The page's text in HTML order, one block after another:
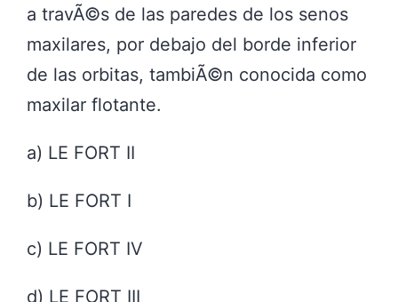
a travÃ©s de las paredes de los senos
maxilares, por debajo del borde inferior
de las orbitas, tambiÃ©n conocida como
maxilar flotante.
a) LE FORT II
b) LE FORT I
c) LE FORT IV
d) LE FORT III